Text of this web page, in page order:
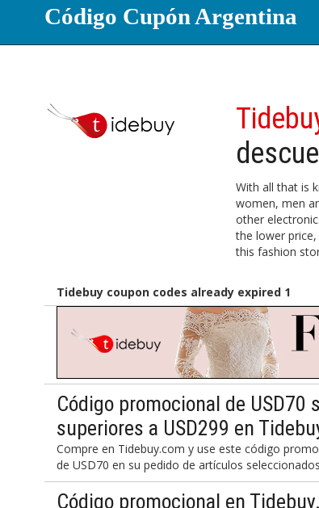
Código Cupón Argentina
With all that is
women, men
other
the lower
this fashion
Tidebuy coupon codes already expired 1
Código promocional de
superiores a USD299 en
Compre en Tidebuy.com y use este código
de USD70 en su pedido de artículos
Código promocional en